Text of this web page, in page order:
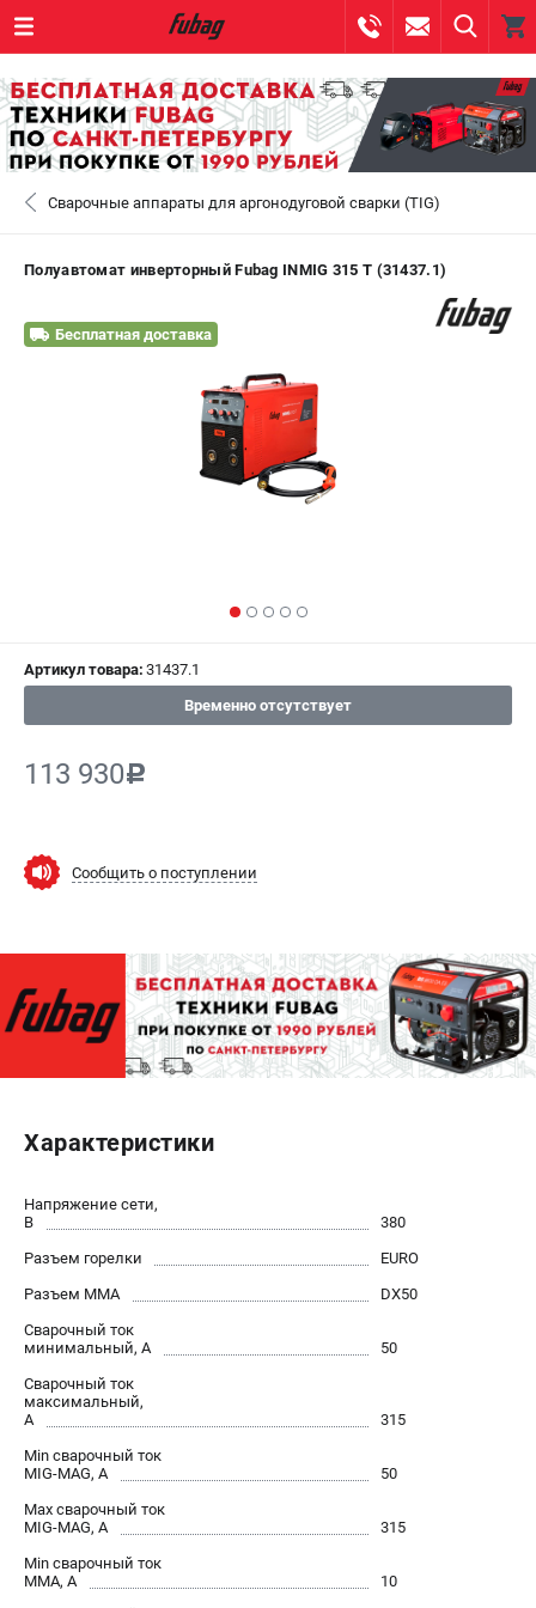
МАГАЗИНЫ
ВХОД ИЛИ РЕГИСТРАЦИЯ
ЗАКАЗАТЬ ЗАПЧАСТЬ
+7 (8112) 59-10-67 - ЗАКАЗ ЗАПЧАСТЕЙ
+7 (812) 317-60-57 - ЗАКАЗ ИЗДЕЛИЙ
САНКТ-ПЕТЕРБУРГ
0 ₽
Как нас найти
Юридическая информация
О бренде
Пользовательское соглашение
Способы оплаты
Генераторы инверторные
Генераторы сварочные
Как выбрать краскопульт?
Как выбрать мотопомпу?
Как выбрать бензопилу?
Как правильно выбрать генератор?
Как выбрать сварочный аппарат?
СВАРОЧНЫЕ АППАРАТЫ
Сварочные аппараты для аргонодуговой сварки (TIG)
Полуавтомат инверторный Fubag INMIG 315 T (31437.1)
Бесплатная доставка
Артикул товара: 31437.1
Временно отсутствует
113 930c
Сообщить о поступлении
Характеристики
Напряжение сети,
В
380
Разъем горелки
EURO
Разъем ММА
DX50
Сварочный ток
минимальный, А
50
Сварочный ток
максимальный,
А
315
Min сварочный ток
MIG-MAG, А
50
Max сварочный ток
MIG-MAG, А
315
Min сварочный ток
ММА, А
10